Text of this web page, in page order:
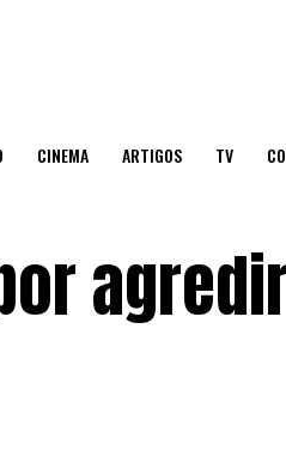
CINEMA ARTIGOS TV